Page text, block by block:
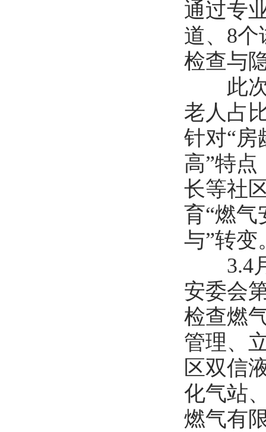
通过专
道、8个
检查与
此次
老人占
针对“房
高”特
长等社
育“燃气
与”转变
3.4月
安委会
检查燃
管理、
区双信
化气站
燃气有